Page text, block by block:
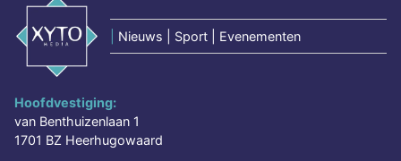
Nieuws | Sport | Evenementen
Hoofdvestiging:
van Benthuizenlaan 1
1701 BZ Heerhugowaard